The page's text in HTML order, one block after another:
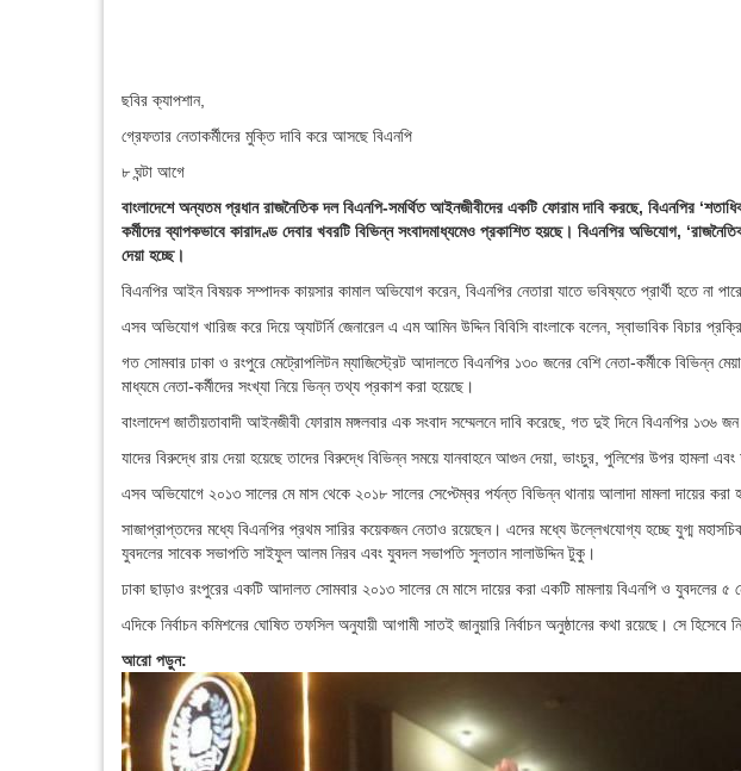
ছবির ক্যাপশান,
গ্রেফতার নেতাকর্মীদের মুক্তি দাবি করে আসছে বিএনপি
৮ ঘন্টা আগে
বাংলাদেশে অন্যতম প্রধান রাজনৈতিক দল বিএনপি-সমর্থিত আইনজীবীদের একটি ফোরাম দাবি করছে, বিএনপির
কর্মীদের ব্যাপকভাবে কারাদণ্ড দেবার খবরটি বিভিন্ন সংবাদমাধ্যমেও প্রকাশিত হয়ছে। বিএনপির অভিযোগ,
দেয়া হচ্ছে।
বিএনপির আইন বিষয়ক সম্পাদক কায়সার কামাল অভিযোগ করেন, বিএনপির নেতারা যাতে ভবিষ্যতে প্রার্থী হতে না
এসব অভিযোগ খারিজ করে দিয়ে অ্যাটর্নি জেনারেল এ এম আমিন উদ্দিন বিবিসি বাংলাকে বলেন, স্বাভাবিক বিচার
গত সোমবার ঢাকা ও রংপুরে মেট্রোপলিটন ম্যাজিস্ট্রেট আদালতে বিএনপির ১৩০ জনের বেশি নেতা-কর্মীকে বিভিন্ন
মাধ্যমে নেতা-কর্মীদের সংখ্যা নিয়ে ভিন্ন তথ্য প্রকাশ করা হয়েছে।
বাংলাদেশ জাতীয়তাবাদী আইনজীবী ফোরাম মঙ্গলবার এক সংবাদ সম্মেলনে দাবি করেছে, গত দুই দিনে বিএনপির ১৩৬ জন
যাদের বিরুদ্ধে রায় দেয়া হয়েছে তাদের বিরুদ্ধে বিভিন্ন সময়ে যানবাহনে আগুন দেয়া, ভাংচুর, পুলিশের উপর হামলা
এসব অভিযোগে ২০১৩ সালের মে মাস থেকে ২০১৮ সালের সেপ্টেম্বর পর্যন্ত বিভিন্ন থানায় আলাদা মামলা দায়ের করা
সাজাপ্রাপ্তদের মধ্যে বিএনপির প্রথম সারির কয়েকজন নেতাও রয়েছেন। এদের মধ্যে উল্লেখযোগ্য হচ্ছে যুগ্ম
যুবদলের সাবেক সভাপতি সাইফুল আলম নিরব এবং যুবদল সভাপতি সুলতান সালাউদ্দিন টুকু।
ঢাকা ছাড়াও রংপুরের একটি আদালত সোমবার ২০১৩ সালের মে মাসে দায়ের করা একটি মামলায় বিএনপি ও যুবদলের ৫
এদিকে নির্বাচন কমিশনের ঘোষিত তফসিল অনুযায়ী আগামী সাতই জানুয়ারি নির্বাচন অনুষ্ঠানের কথা রয়েছে। সে হিসেবে
আরো পড়ুন: